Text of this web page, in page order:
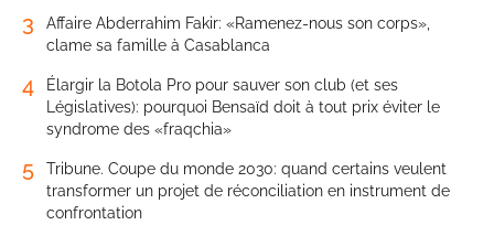
3
Affaire Abderrahim Fakir: «Ramenez-nous son corps»,
clame sa famille à Casablanca
4
Élargir la Botola Pro pour sauver son club (et ses
Législatives): pourquoi Bensaïd doit à tout prix éviter le
syndrome des «fraqchia»
5
Tribune. Coupe du monde 2030: quand certains veulent
transformer un projet de réconciliation en instrument de
confrontation